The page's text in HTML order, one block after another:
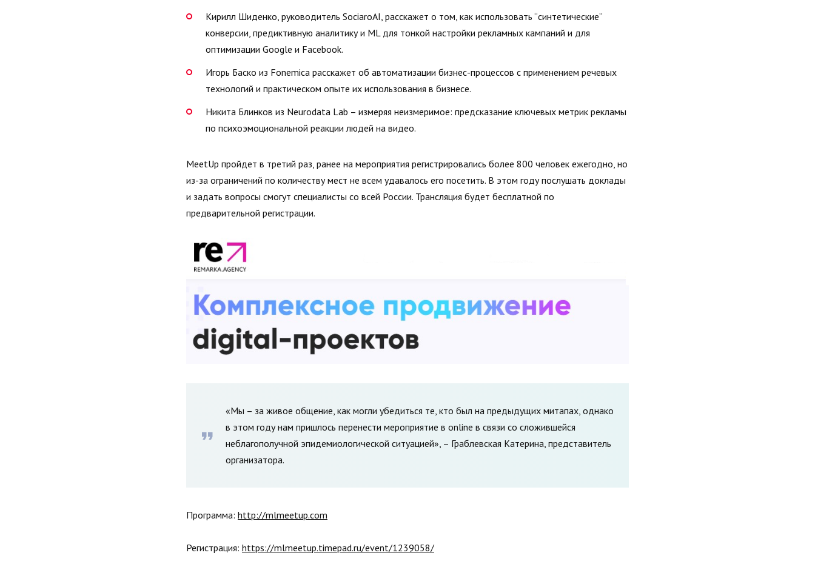
Кирилл Шиденко, руководитель SociaroAI, расскажет о том, как использовать “синтетические”
конверсии, предиктивную аналитику и ML для тонкой настройки рекламных кампаний и для
оптимизации Google и Facebook.
Игорь Баско из Fonemica расскажет об автоматизации бизнес-процессов с применением речевых
технологий и практическом опыте их использования в бизнесе.
Никита Блинков из Neurodata Lab – измеряя неизмеримое: предсказание ключевых метрик рекламы
по психоэмоциональной реакции людей на видео.
MeetUp пройдет в третий раз, ранее на мероприятия регистрировались более 800 человек ежегодно, но
из-за ограничений по количеству мест не всем удавалось его посетить. В этом году послушать доклады
и задать вопросы смогут специалисты со всей России. Трансляция будет бесплатной по
предварительной регистрации.
«Мы – за живое общение, как могли убедиться те, кто был на предыдущих митапах, однако
в этом году нам пришлось перенести мероприятие в online в связи со сложившейся
неблагополучной эпидемиологической ситуацией», – Граблевская Катерина, представитель
организатора.
Программа: http://mlmeetup.com
Регистрация: https://mlmeetup.timepad.ru/event/1239058/